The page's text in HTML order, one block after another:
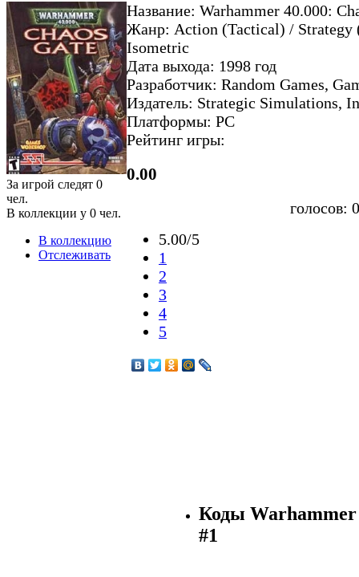
За игрой следят 0
чел.
В коллекции у 0 чел.
В коллекцию
Отслеживать
Название: Warhammer 40.000:
Жанр: Action (Tactical) / Strategy
Isometric
Дата выхода: 1998 год
Разработчик: Random Games,
Издатель: Strategic Simulations,
Платформы: PC
Рейтинг игры:
0.00
голосов: 0
5.00/5
1
2
3
4
5
Коды Warhammer
#1